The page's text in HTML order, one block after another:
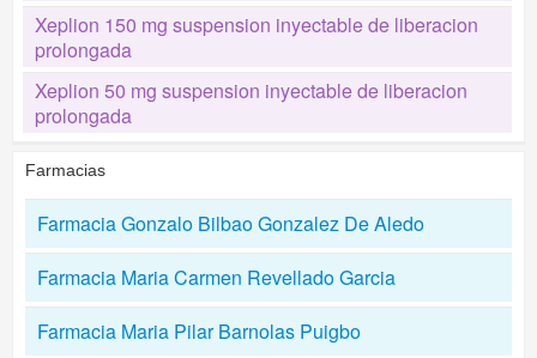
Xeplion 150 mg suspension inyectable de liberacion
prolongada
Xeplion 50 mg suspension inyectable de liberacion
prolongada
Farmacias
Farmacia Gonzalo Bilbao Gonzalez De Aledo
Farmacia Maria Carmen Revellado Garcia
Farmacia Maria Pilar Barnolas Puigbo